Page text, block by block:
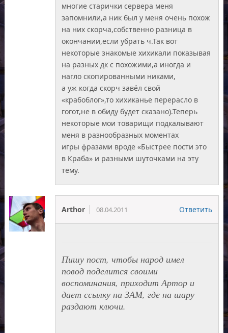
многие старички сервера меня
запомнили,а ник был у меня очень похож
на них скорча,собственно разница в
окончании,если убрать ч.Так вот
некоторые знакомые хихикали показывая
на разных дк с похожими,а иногда и
нагло скопированными никами,
а уж когда скорч завёл свой
«крабоблог»,то хихиканье перерасло в
гогот,не в обиду будет сказано).Теперь
некоторые мои товарищи подкалывают
меня в разнообразных моментах
игры фразами вроде «Быстрее пости это
в Краба» и разными шуточками на эту
тему.
Arthor 08.04.2011 Ответить
Пишу пост, чтобы народ имел
повод поделится своими
воспоминания, приходит Артор и
дает ссылку на ЗАМ, где на шару
раздают ключи.